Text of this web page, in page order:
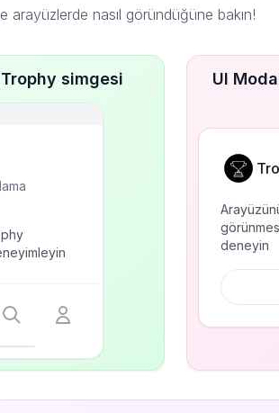
nasıl göründüğüne bakın!
simgesi
UI
deneyin